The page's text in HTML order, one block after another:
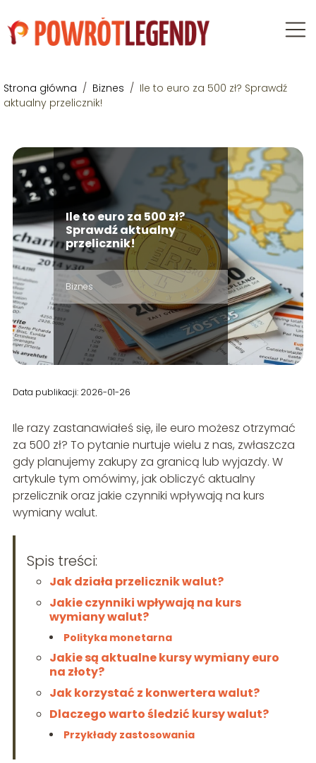
Strona główna / Biznes / Ile to euro za 500 zł? Sprawdź
aktualny przelicznik!
Ile to euro za 500 zł?
Sprawdź aktualny
przelicznik!
Biznes
Data publikacji: 2026-01-26
Ile razy zastanawiałeś się, ile euro możesz otrzymać
za 500 zł? To pytanie nurtuje wielu z nas, zwłaszcza
gdy planujemy zakupy za granicą lub wyjazdy. W
artykule tym omówimy, jak obliczyć aktualny
przelicznik oraz jakie czynniki wpływają na kurs
wymiany walut.
Spis treści:
Jak działa przelicznik walut?
Jakie czynniki wpływają na kurs
wymiany walut?
Polityka monetarna
Jakie są aktualne kursy wymiany euro
na złoty?
Jak korzystać z konwertera walut?
Dlaczego warto śledzić kursy walut?
Przykłady zastosowania